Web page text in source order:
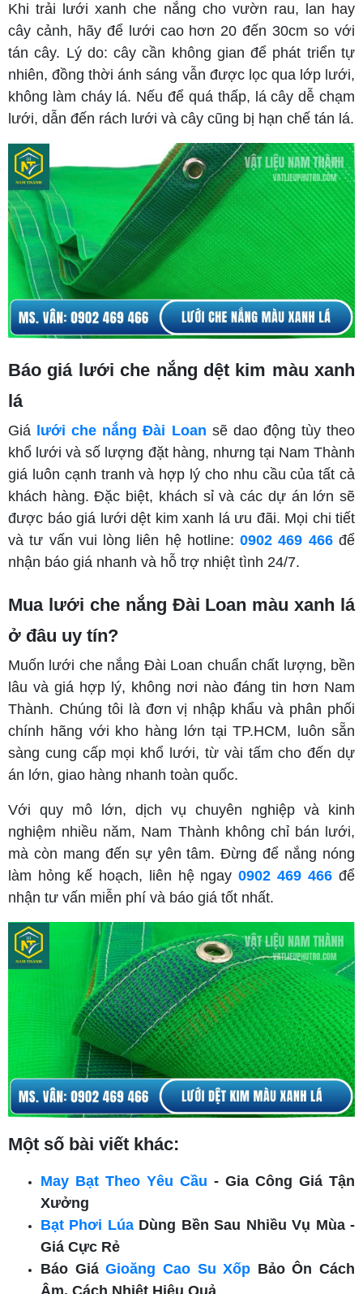
Khi trải lưới xanh che nắng cho vườn rau, lan hay
cây cảnh, hãy để lưới cao hơn 20 đến 30cm so với
tán cây. Lý do: cây cần không gian để phát triển tự
nhiên, đồng thời ánh sáng vẫn được lọc qua lớp lưới,
không làm cháy lá. Nếu để quá thấp, lá cây dễ chạm
lưới, dẫn đến rách lưới và cây cũng bị hạn chế tán lá.
Báo giá lưới che nắng dệt kim màu xanh
lá
Giá lưới che nắng Đài Loan sẽ dao động tùy theo
khổ lưới và số lượng đặt hàng, nhưng tại Nam Thành
giá luôn cạnh tranh và hợp lý cho nhu cầu của tất cả
khách hàng. Đặc biệt, khách sỉ và các dự án lớn sẽ
được báo giá lưới dệt kim xanh lá ưu đãi. Mọi chi tiết
và tư vấn vui lòng liên hệ hotline:0902 469 466để
nhận báo giá nhanh và hỗ trợ nhiệt tình 24/7.
Mua lưới che nắng Đài Loan màu xanh lá
ở đâu uy tín?
Muốn lưới che nắng Đài Loan chuẩn chất lượng, bền
lâu và giá hợp lý, không nơi nào đáng tin hơn Nam
Thành. Chúng tôi là đơn vị nhập khẩu và phân phối
chính hãng với kho hàng lớn tại TP.HCM, luôn sẵn
sàng cung cấp mọi khổ lưới, từ vài tấm cho đến dự
án lớn, giao hàng nhanh toàn quốc.
Với quy mô lớn, dịch vụ chuyên nghiệp và kinh
nghiệm nhiều năm, Nam Thành không chỉ bán lưới,
mà còn mang đến sự yên tâm. Đừng để nắng nóng
làm hỏng kế hoạch, liên hệ ngay0902 469 466 để
nhận tư vấn miễn phí và báo giá tốt nhất.
Một số bài viết khác:
May Bạt Theo Yêu Cầu - Gia Công Giá Tận
Xưởng
Bạt Phơi LúaDùng Bền Sau Nhiều Vụ Mùa -
Giá Cực Rẻ
Báo GiáGioăng Cao Su Xốp Bảo Ôn Cách
Âm, Cách Nhiệt Hiệu Quả